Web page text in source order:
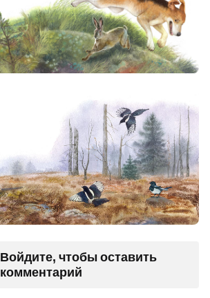
Войдите, чтобы оставить
комментарий